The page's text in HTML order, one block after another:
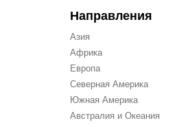
Направления
Азия
Африка
Европа
Северная Америка
Южная Америка
Австралия и Океания